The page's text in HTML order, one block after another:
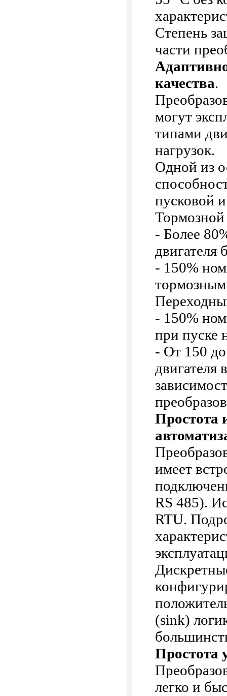
Степень
части
качества.
могут
типами
нагрузок.
Одной из
пусковой
- Более
двигателя
- 150%
- 150%
при пуске
- От 150
двигателя
Простота
имеет
RS 485).
RTU.
(sink)
Простота
легко и